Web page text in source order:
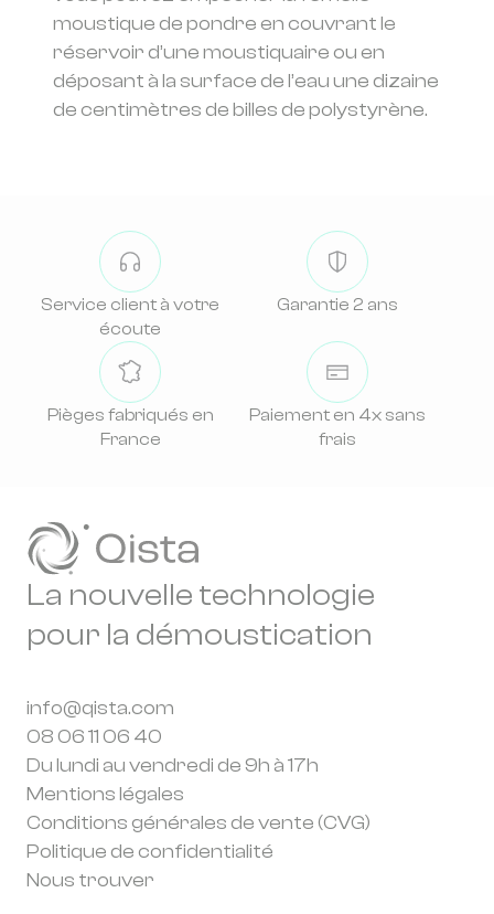
moustique de pondre en couvrant le
réservoir d’une moustiquaire ou en
déposant à la surface de l’eau une dizaine
de centimètres de billes de polystyrène.
Service client à votre
écoute
Garantie 2 ans
Pièges fabriqués en
France
Paiement en 4x sans
frais
La nouvelle technologie
pour la démoustication
info@qista.com
08 06 11 06 40
Du lundi au vendredi de 9h à 17h
Mentions légales
Conditions générales de vente (CVG)
Politique de confidentialité
Nous trouver